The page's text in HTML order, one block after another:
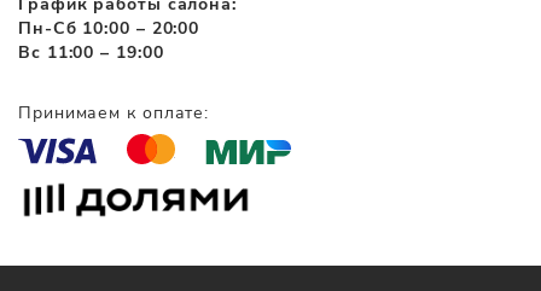
Пн-Сб 10:00 – 20:00
Вс 11:00 – 19:00
Принимаем к оплате: